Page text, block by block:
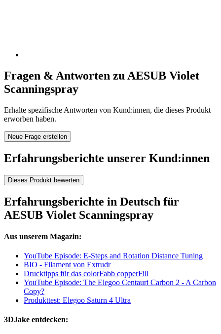
Fragen & Antworten zu AESUB Violet
Scanningspray
Erhalte spezifische Antworten von Kund:innen, die dieses Produkt
erworben haben.
Neue Frage erstellen
Erfahrungsberichte unserer Kund:innen
Dieses Produkt bewerten
Erfahrungsberichte in Deutsch für
AESUB Violet Scanningspray
Aus unserem Magazin:
YouTube Episode: E-Steps and Rotation Distance Tuning
BIO - Filament von Extrudr
Drucktipps für das colorFabb copperFill
YouTube Episode: The Elegoo Centauri Carbon 2 - A Carbon
Copy?
Produkttest: Elegoo Saturn 4 Ultra
3DJake entdecken: